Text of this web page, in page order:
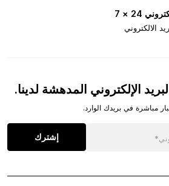
24 × 7
الالكتروني
الإلكتروني المدهشة لدينا.
مباشرة في بريدك الوارد.
إشترك